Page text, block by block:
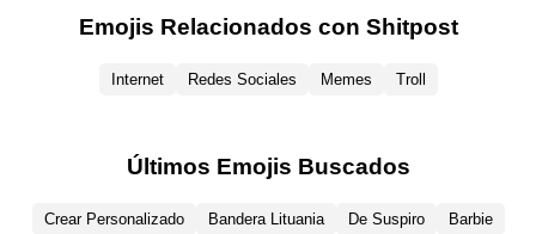
Emojis Relacionados con Shitpost
Internet Redes Sociales Memes Troll
Últimos Emojis Buscados
Crear Personalizado Bandera Lituania De Suspiro
Barbie